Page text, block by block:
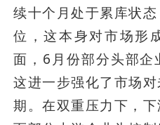
续十个月处于累库状
位，这本身对市场形
面，6月份部分头部企
这进一步强化了市场
期。在双重压力下，